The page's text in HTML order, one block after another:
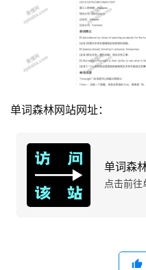
单词森林网站网址：
单词森
点击前往